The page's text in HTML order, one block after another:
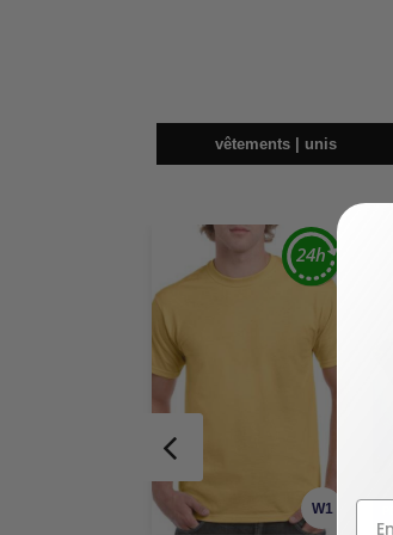
vêtements | unis
W1